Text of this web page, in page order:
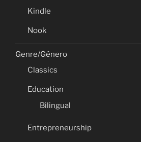
Kindle
Nook
Genre/Género
Classics
Education
Bilingual
Entrepreneurship